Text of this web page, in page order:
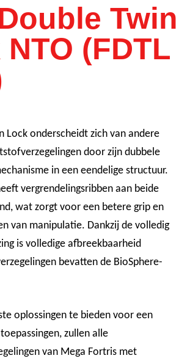
Twin
(FDTL
Lock onderscheidt zich van andere
door zijn dubbele
in een eendelige structuur.
vergrendelingsribben aan beide
wat zorgt voor een betere grip en
van manipulatie. Dankzij de volledig
is volledige afbreekbaarheid
bevatten de BioSphere-
oplossingen te bieden voor een
zullen alle
van Mega Fortris met